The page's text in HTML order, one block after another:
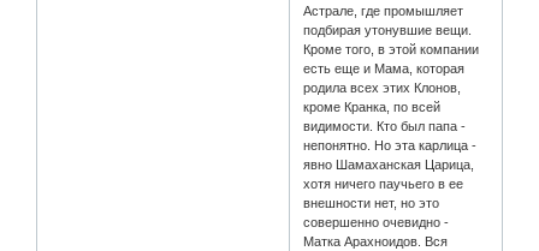
Астрале, где промышляет
подбирая утонувшие вещи.
Кроме того, в этой компании
есть еще и Мама, которая
родила всех этих Клонов,
кроме Кранка, по всей
видимости. Кто был папа -
непонятно. Но эта карлица -
явно Шамаханская Царица,
хотя ничего паучьего в ее
внешности нет, но это
совершенно очевидно -
Матка Арахноидов. Вся